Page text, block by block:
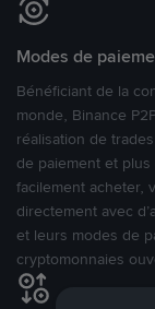
Modes de
Bénéficiant de la
monde, Binance
réalisation de
de paiement et
facilement acheter,
directement avec
et leurs modes de
cryptomonnaies